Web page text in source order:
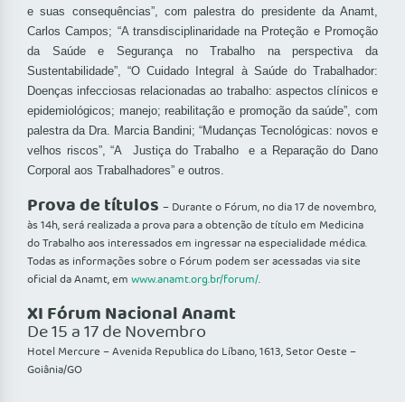
e suas consequências”, com palestra do presidente da Anamt,
Carlos Campos; “A transdisciplinaridade na Proteção e Promoção
da Saúde e Segurança no Trabalho na perspectiva da
Sustentabilidade”, “O Cuidado Integral à Saúde do Trabalhador:
Doenças infecciosas relacionadas ao trabalho: aspectos clínicos e
epidemiológicos; manejo; reabilitação e promoção da saúde”, com
palestra da Dra. Marcia Bandini; “Mudanças Tecnológicas: novos e
velhos riscos”, “A Justiça do Trabalho e a Reparação do Dano
Corporal aos Trabalhadores” e outros.
Prova de títulos – Durante o Fórum, no dia 17 de novembro,
às 14h, será realizada a prova para a obtenção de título em Medicina
do Trabalho aos interessados em ingressar na especialidade médica.
Todas as informações sobre o Fórum podem ser acessadas via site
oficial da Anamt, emwww.anamt.org.br/forum/.
XI Fórum Nacional Anamt
De 15 a 17 de Novembro
Hotel Mercure – Avenida Republica do Líbano, 1613, Setor Oeste –
Goiânia/GO